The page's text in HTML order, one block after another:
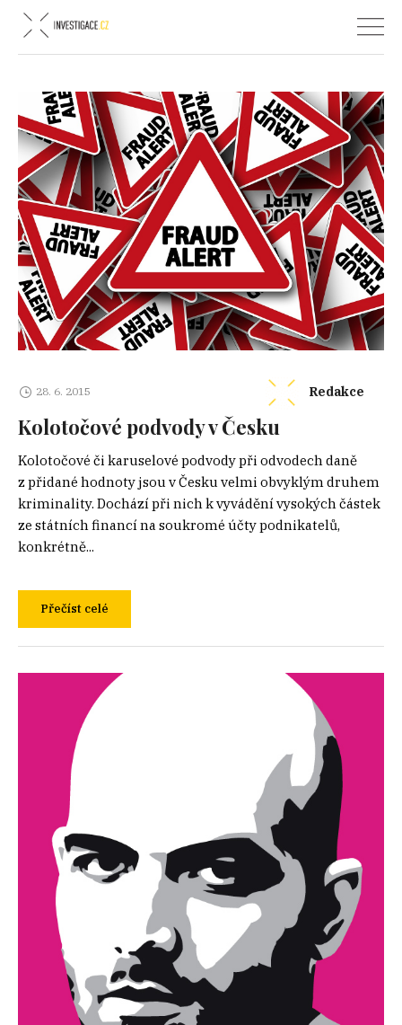
28. 6. 2015 Redakce
Kolotočové podvody v Česku
Kolotočové či karuselové podvody při odvodech daně
z přidané hodnoty jsou v Česku velmi obvyklým druhem
kriminality. Dochází při nich k vyvádění vysokých částek
ze státních financí na soukromé účty podnikatelů,
konkrétně...
Přečíst celé